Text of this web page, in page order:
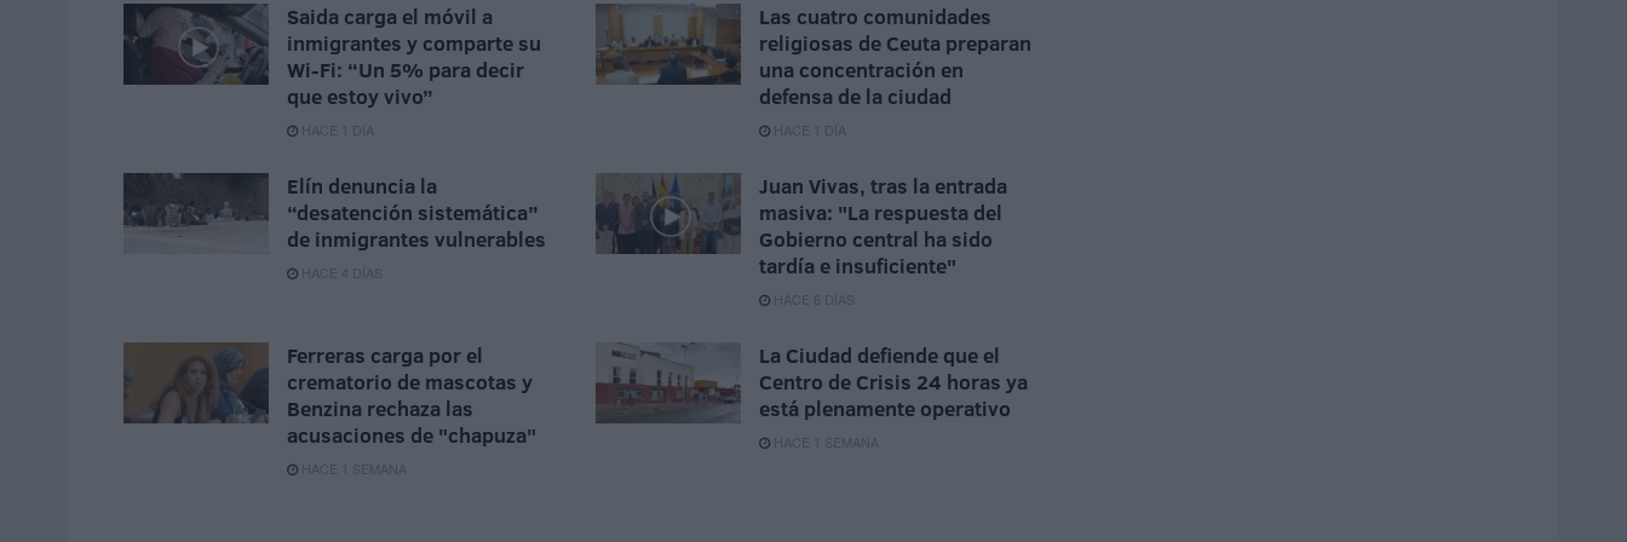
Saida carga el móvil a
inmigrantes y comparte su
Wi-Fi: “Un 5% para decir
que estoy vivo”
HACE 1 DÍA
Las cuatro comunidades
religiosas de Ceuta preparan
una concentración en
defensa de la ciudad
HACE 1 DÍA
Elín denuncia la
“desatención sistemática”
de inmigrantes vulnerables
HACE 4 DÍAS
Juan Vivas, tras la entrada
masiva: "La respuesta del
Gobierno central ha sido
tardía e insuficiente"
HACE 6 DÍAS
Ferreras carga por el
crematorio de mascotas y
Benzina rechaza las
acusaciones de "chapuza"
HACE 1 SEMANA
La Ciudad defiende que el
Centro de Crisis 24 horas ya
está plenamente operativo
HACE 1 SEMANA